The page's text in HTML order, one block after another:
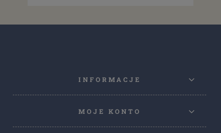
INFORMACJE
MOJE KONTO